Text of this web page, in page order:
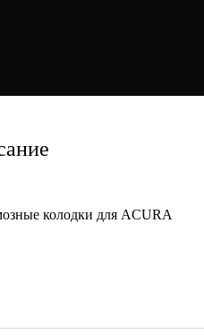
колодки для ACURA